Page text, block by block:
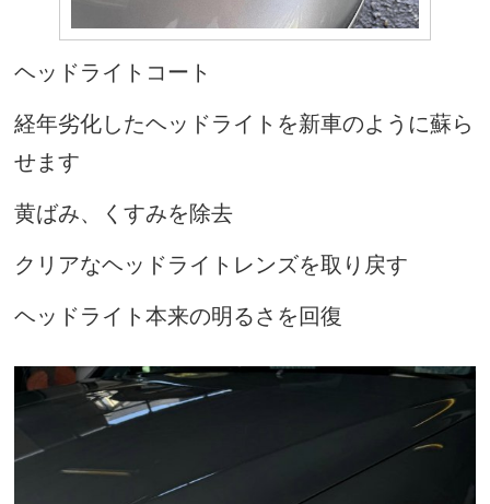
ヘッドライトコート
経年劣化したヘッドライトを新車のように蘇ら
せます
黄ばみ、くすみを除去
クリアなヘッドライトレンズを取り戻す
ヘッドライト本来の明るさを回復